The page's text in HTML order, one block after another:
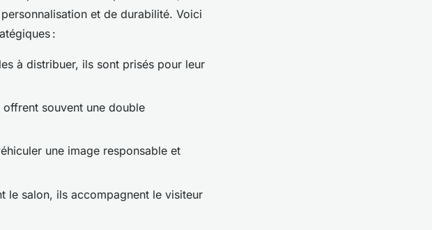
et de durabilité. Voici
:
à distribuer, ils sont prisés pour leur
souvent une double
une image responsable et
le salon, ils accompagnent le visiteur